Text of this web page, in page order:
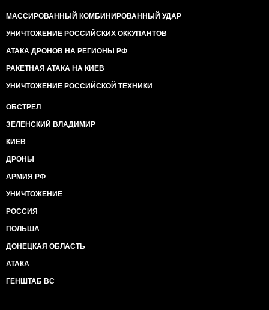
МАССИРОВАННЫЙ КОМБИНИРОВАННЫЙ УДАР
УНИЧТОЖЕНИЕ РОССИЙСКИХ ОККУПАНТОВ
АТАКА ДРОНОВ НА РЕГИОНЫ РФ
РАКЕТНАЯ АТАКА НА КИЕВ
УНИЧТОЖЕНИЕ РОССИЙСКОЙ ТЕХНИКИ
ОБСТРЕЛ
ЗЕЛЕНСКИЙ ВЛАДИМИР
КИЕВ
ДРОНЫ
АРМИЯ РФ
УНИЧТОЖЕНИЕ
РОССИЯ
ПОЛЬША
ДОНЕЦКАЯ ОБЛАСТЬ
АТАКА
ГЕНШТАБ ВС